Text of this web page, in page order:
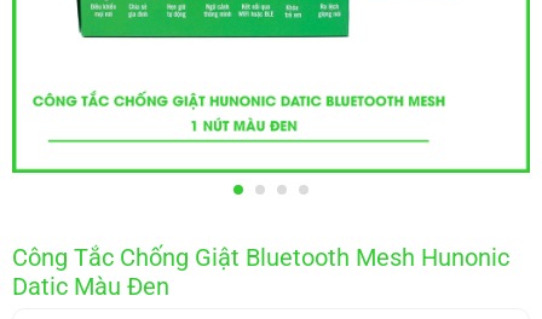
Công Tắc Chống Giật Bluetooth Mesh Hunonic
Datic Màu Đen